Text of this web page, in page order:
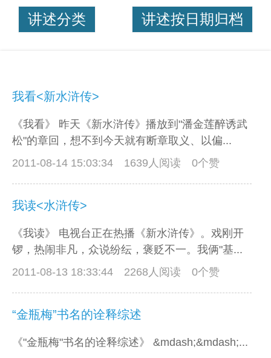
讲述分类 讲述按日期归档
我看<新水浒传>
《我看》 昨天《新水浒传》播放到"潘金莲醉诱武
松"的章回，想不到今天就有断章取义、以偏...
2011-08-14 15:03:34
1639人阅读 0个赞
我读<水浒传>
《我读》 电视台正在热播《新水浒传》。戏刚开
锣，热闹非凡，众说纷纭，褒贬不一。我俩"基...
2011-08-13 18:33:44
2268人阅读 0个赞
“金瓶梅”书名的诠释综述
《"金瓶梅"书名的诠释综述》 &mdash;&mdash;...